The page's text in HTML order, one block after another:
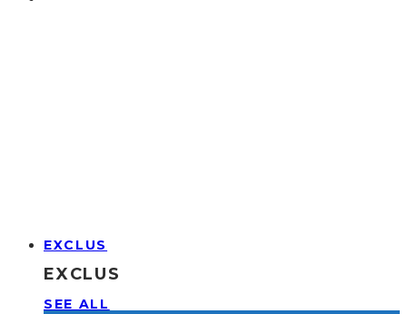
EXCLUS
EXCLUS
SEE ALL